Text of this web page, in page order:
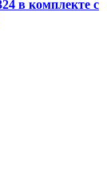
в комплекте с